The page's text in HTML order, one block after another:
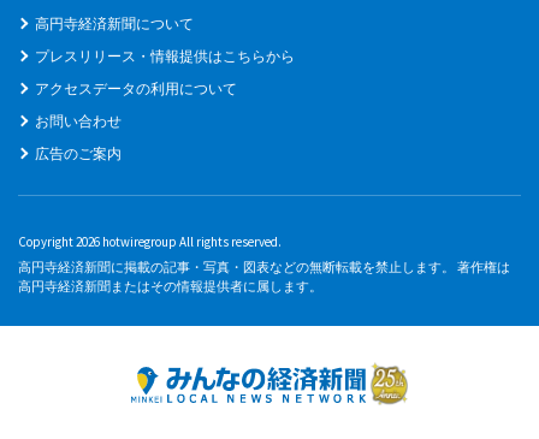
高円寺経済新聞について
プレスリリース・情報提供はこちらから
アクセスデータの利用について
お問い合わせ
広告のご案内
Copyright 2026 hotwiregroup All rights reserved.
高円寺経済新聞に掲載の記事・写真・図表などの無断転載を禁止します。 著作権は
高円寺経済新聞またはその情報提供者に属します。